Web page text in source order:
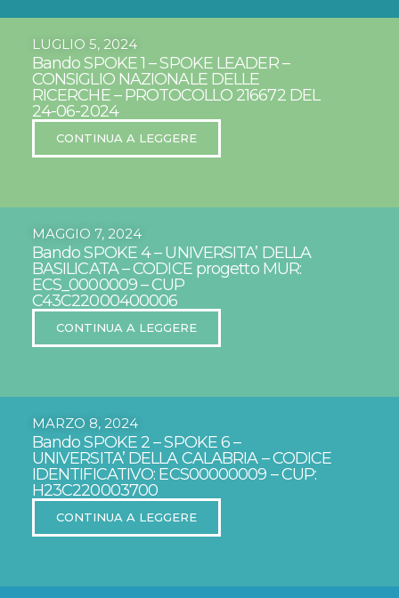
LUGLIO 5, 2024
Bando SPOKE 1 – SPOKE LEADER –
CONSIGLIO NAZIONALE DELLE
RICERCHE – PROTOCOLLO 216672 DEL
24-06-2024
CONTINUA A LEGGERE
MAGGIO 7, 2024
Bando SPOKE 4 – UNIVERSITA’ DELLA
BASILICATA – CODICE progetto MUR:
ECS_0000009 – CUP
C43C22000400006
CONTINUA A LEGGERE
MARZO 8, 2024
Bando SPOKE 2 – SPOKE 6 –
UNIVERSITA’ DELLA CALABRIA – CODICE
IDENTIFICATIVO: ECS00000009 – CUP:
H23C220003700
CONTINUA A LEGGERE